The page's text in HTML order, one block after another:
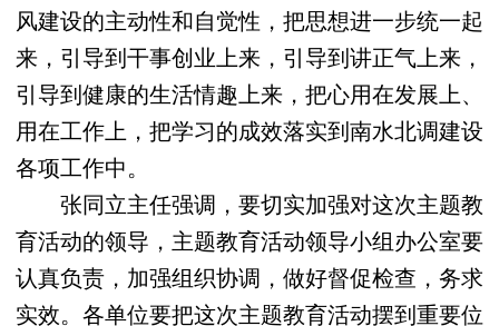
风建设的主动性和自觉性，把思想进一步统一起
来，引导到干事创业上来，引导到讲正气上来，
引导到健康的生活情趣上来，把心用在发展上、
用在工作上，把学习的成效落实到南水北调建设
各项工作中。
张同立主任强调，要切实加强对这次主题教
育活动的领导，主题教育活动领导小组办公室要
认真负责，加强组织协调，做好督促检查，务求
实效。各单位要把这次主题教育活动摆到重要位